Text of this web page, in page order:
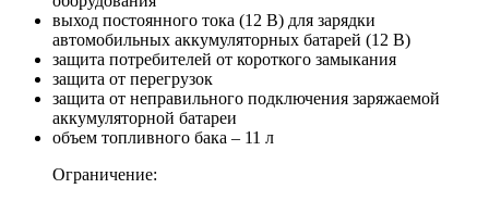
выход постоянного тока (12 В) для зарядки
автомобильных аккумуляторных батарей (12 В)
защита потребителей от короткого замыкания
защита от перегрузок
защита от неправильного подключения заряжаемой
аккумуляторной батареи
объем топливного бака – 11 л
Ограничение: